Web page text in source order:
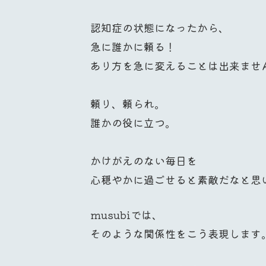
認知症の状態になったから、
急に誰かに頼る！
あり方を急に変えることは出来ませ
頼り、頼られ。
誰かの役に立つ。
かけがえのない毎日を
心穏やかに過ごせると素敵だなと思
musubiでは、
そのような関係性をこう表現します。